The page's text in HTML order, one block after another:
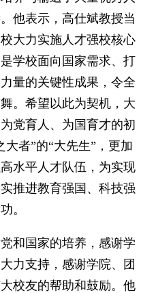
他表示，高仕斌教授当
大力实施人才强校核心
学校面向国家需求、打
量的关键性成果，令全
。希望以此为契机，大
党育人、为国育才的初
者”的“大先生”，更加
水平人才队伍，为实现
推进教育强国、科技强
。
和国家的培养，感谢学
力支持，感谢学院、团
校友的帮助和鼓励。他